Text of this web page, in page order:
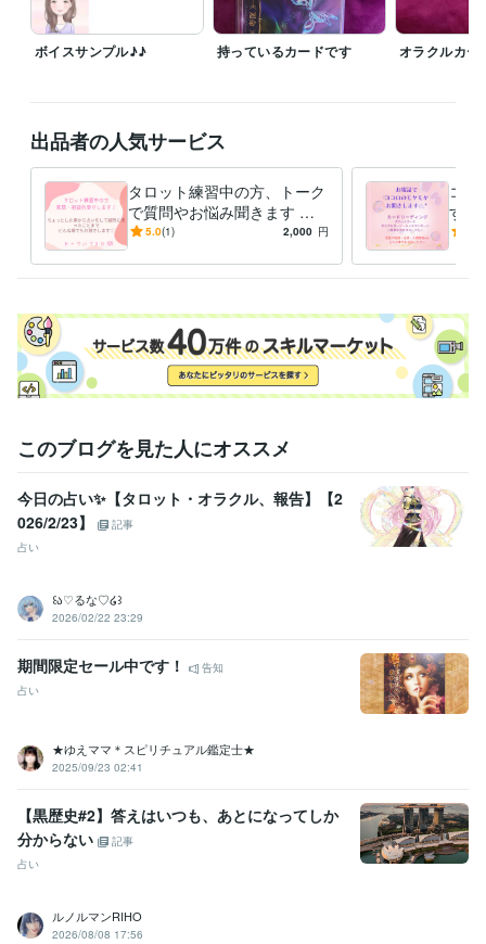
ボイスサンプル♪♪ 持っているカードです オラクルカー
出品者の人気サービス
タロット練習中の方、トーク
で質問やお悩み聞きます 練
習していて困ったことを、お
5.0(1) 2,000 円
ココ
す
軽
このブログを見た人にオススメ
今日の占い✨️【タロット・オラクル、報告】【2
026/2/23】
記事
占い
꒰ა♡るな♡໒꒱
2026/02/22 23:29
期間限定セール中です！
告知
占い
★ゆえママ＊スピリチュアル鑑定士★
2025/09/23 02:41
【黒歴史#2】答えはいつも、あとになってしか
分からない
記事
占い
ルノルマンRIHO
2026/08/08 17:56